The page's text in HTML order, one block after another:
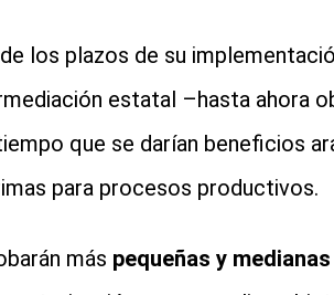
los plazos de su
estatal –hasta ahora
que se darían beneficios
para procesos productivos.
más pequeñas y